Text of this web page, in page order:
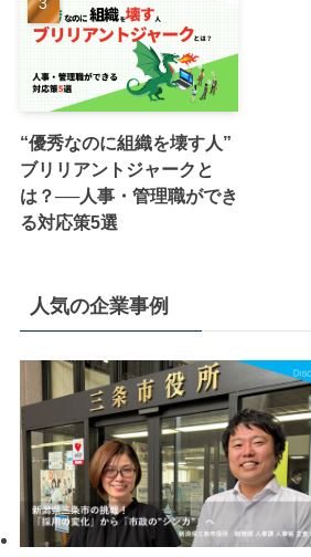
“優秀なのに組織を壊す人”
ブリリアントジャークと
は？──人事・管理職ができ
る対応策5選
人気の企業事例